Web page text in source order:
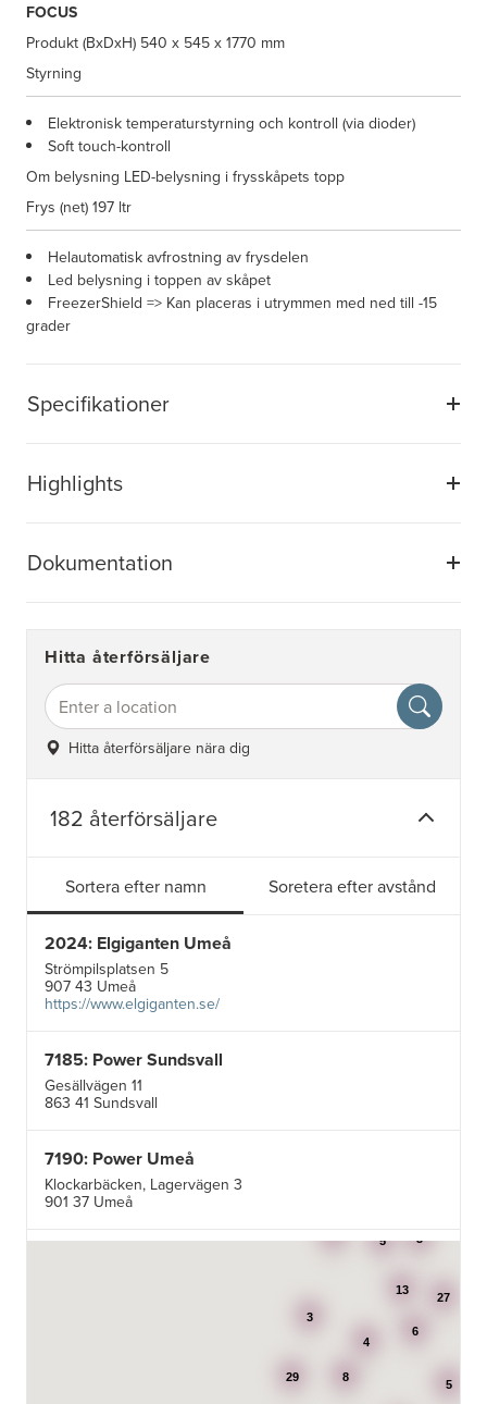
Specifikationer
Highlights
Dokumentation
FOCUS
Produkt (BxDxH) 540 x 545 x 1770 mm
Styrning
Elektronisk temperaturstyrning och kontroll (via dioder)
Soft touch-kontroll
Om belysning LED-belysning i frysskåpets topp
Frys (net)197 ltr
Helautomatisk avfrostning av frysdelen
Led belysning i toppen av skåpet
FreezerShield => Kan placeras i utrymmen med ned till -15
grader
Hitta återförsäljare
Hitta återförsäljare nära dig
182 återförsäljare
Sortera efter namn Soretera efter avstånd
2024: Elgiganten Umeå
Strömpilsplatsen 5
907 43 Umeå
https://www.elgiganten.se/
7185: Power Sundsvall
Gesällvägen 11
863 41 Sundsvall
7190: Power Umeå
Klockarbäcken, Lagervägen 3
901 37 Umeå
AB Karl Hedin Bygghandel - Edsbyn
29
27
8
6
13
3
4
5
3
5